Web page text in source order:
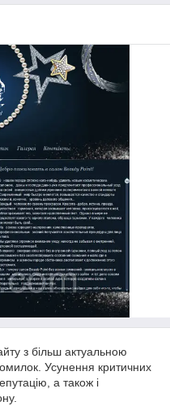
з більш актуальною
Усунення критичних
а також і